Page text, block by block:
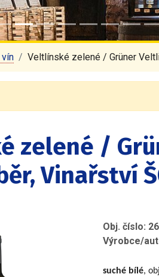
Veltlínské zelené / Grüner
zelené /
Vinařství
Obj. číslo:
Výrobce/
suché bílé,